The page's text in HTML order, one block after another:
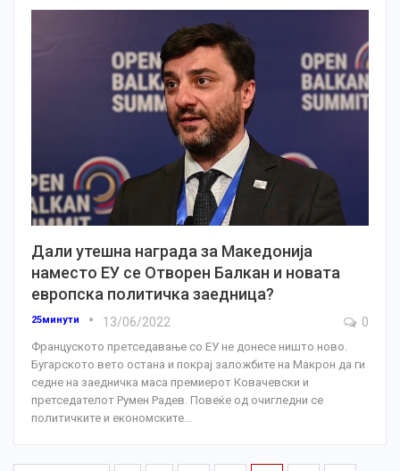
Дали утешна награда за Македонија
наместо ЕУ се Отворен Балкан и новата
европска политичка заедница?
25минути 13/06/2022 0
Француското претседавање со ЕУ не донесе ништо ново.
Бугарското вето остана и покрај заложбите на Макрон да ги
седне на заедничка маса премиерот Ковачевски и
претседателот Румен Радев. Повеќе од очигледни се
политичките и економските…